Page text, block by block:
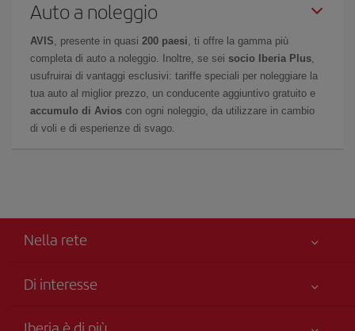
Auto a noleggio
AVIS , presente in quasi 200 paesi , ti offre la gamma più
completa di auto a noleggio. Inoltre, se sei socio Iberia Plus
usufruirai di vantaggi esclusivi: tariffe speciali per noleggiare la
tua auto al miglior prezzo, un conducente aggiuntivo gratuito e
accumulo di Avios con ogni noleggio, da utilizzare in cambio
di voli e di esperienze di svago.
Nella rete
Di interesse